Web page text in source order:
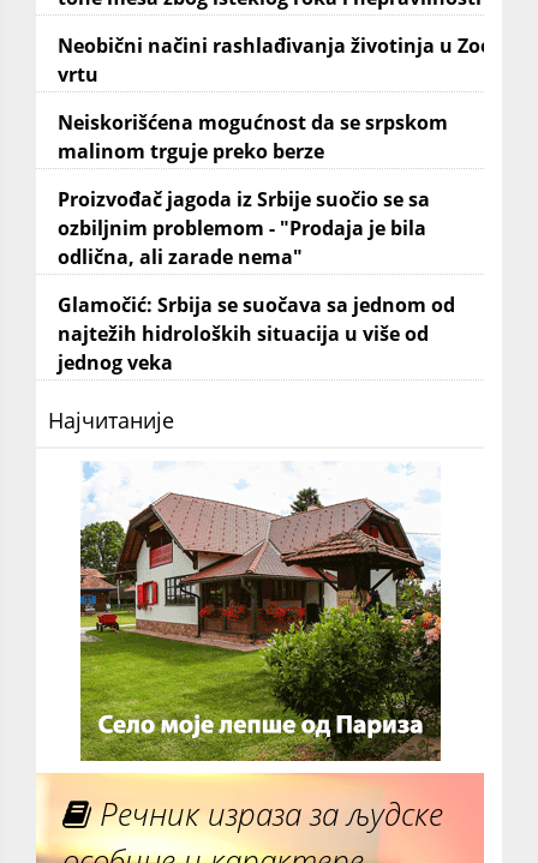
Neobični načini rashlađivanja životinja u Zoo
vrtu
Neiskorišćena mogućnost da se srpskom
malinom trguje preko berze
Proizvođač jagoda iz Srbije suočio se sa
ozbiljnim problemom - "Prodaja je bila
odlična, ali zarade nema"
Glamočić: Srbija se suočava sa jednom od
najtežih hidroloških situacija u više od
jednog veka
Најчитаније
Речник израза за људске